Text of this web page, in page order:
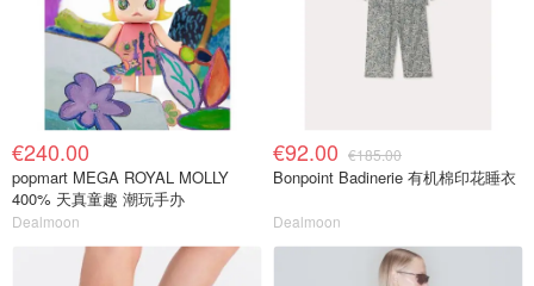
€240.00
popmart MEGA ROYAL MOLLY
400% 天真童趣 潮玩手办
Dealmoon
€92.00 €185.00
Bonpoint Badinerie 有机棉印花睡衣
Dealmoon